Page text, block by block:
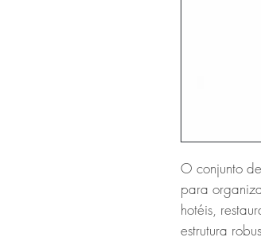
O conjunto
para
hotéis,
estrutura